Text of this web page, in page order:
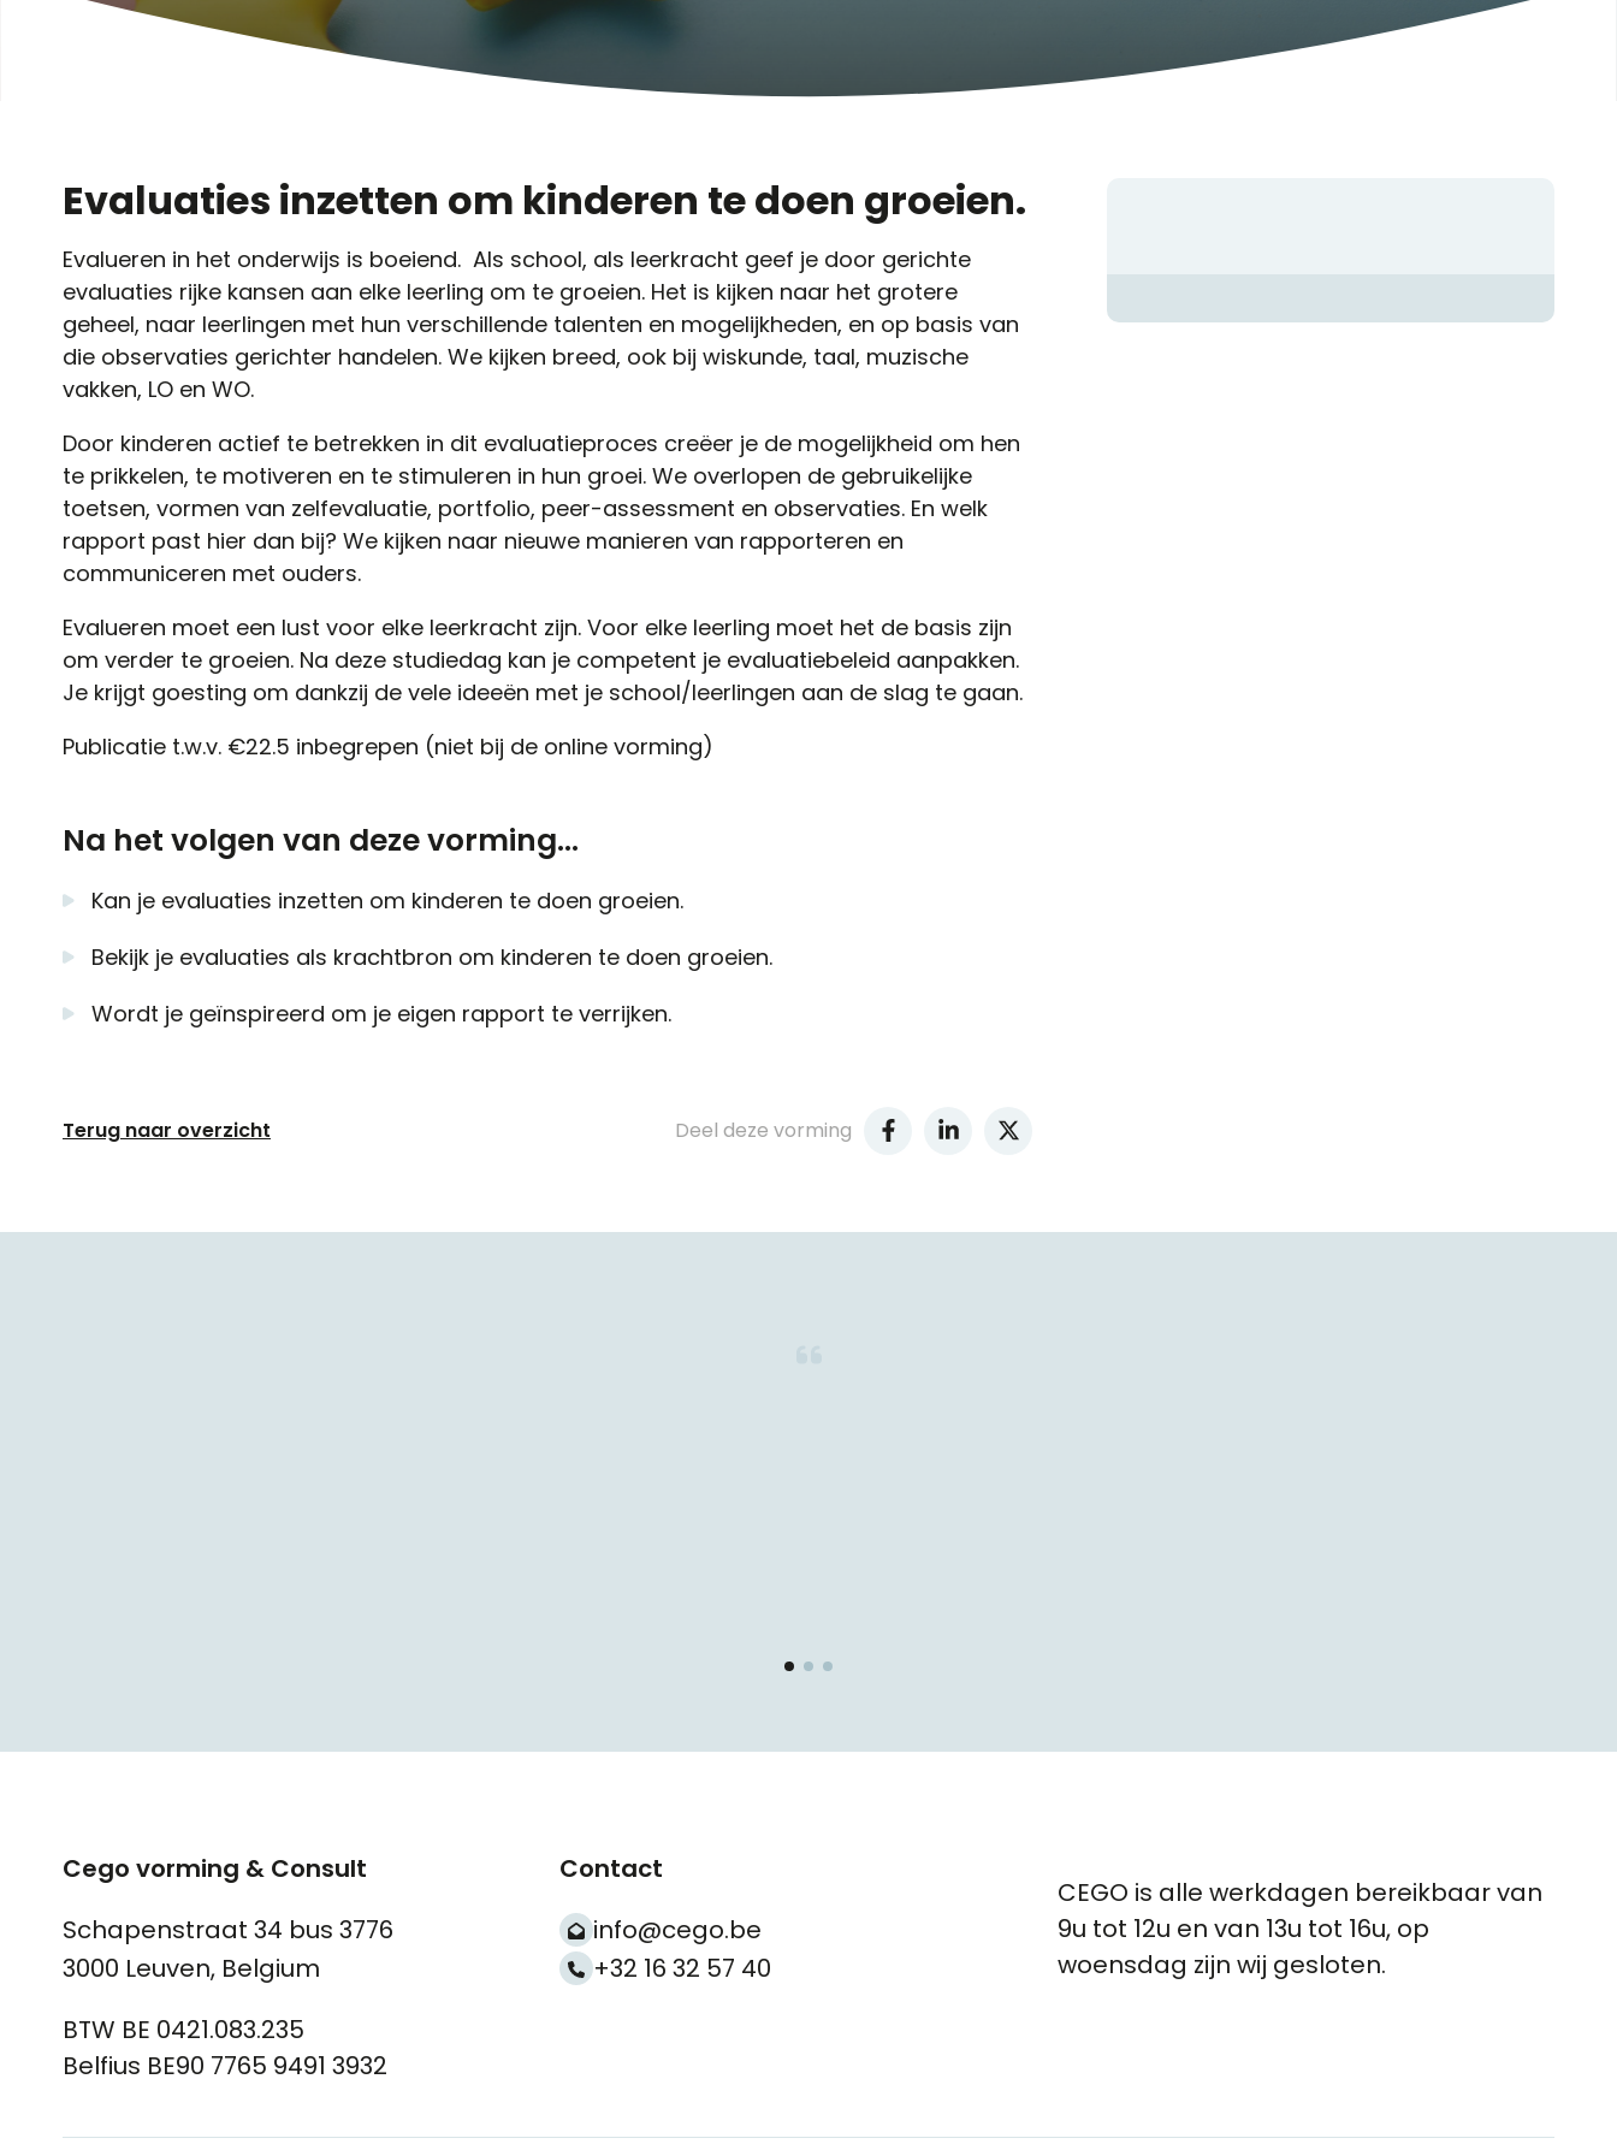
Evaluaties inzetten om kinderen te doen groeien.
Evalueren in het onderwijs is boeiend. Als school, als leerkracht geef je door gerichte
evaluaties rijke kansen aan elke leerling om te groeien. Het is kijken naar het grotere
geheel, naar leerlingen met hun verschillende talenten en mogelijkheden, en op basis van
die observaties gerichter handelen. We kijken breed, ook bij wiskunde, taal, muzische
vakken, LO en WO.
Door kinderen actief te betrekken in dit evaluatieproces creëer je de mogelijkheid om hen
te prikkelen, te motiveren en te stimuleren in hun groei. We overlopen de gebruikelijke
toetsen, vormen van zelfevaluatie, portfolio, peer-assessment en observaties. En welk
rapport past hier dan bij? We kijken naar nieuwe manieren van rapporteren en
communiceren met ouders.
Evalueren moet een lust voor elke leerkracht zijn. Voor elke leerling moet het de basis zijn
om verder te groeien. Na deze studiedag kan je competent je evaluatiebeleid aanpakken.
Je krijgt goesting om dankzij de vele ideeën met je school/leerlingen aan de slag te gaan.
Publicatie t.w.v. €22.5 inbegrepen (niet bij de online vorming)
Na het volgen van deze vorming...
Kan je evaluaties inzetten om kinderen te doen groeien.
Bekijk je evaluaties als krachtbron om kinderen te doen groeien.
Wordt je geïnspireerd om je eigen rapport te verrijken.
Terug naar overzicht Deel deze vorming
Cego vorming & Consult
Schapenstraat 34 bus 3776
3000 Leuven, Belgium
BTW BE 0421.083.235
Belfius BE90 7765 9491 3932
Contact
info@cego.be
+32 16 32 57 40
CEGO is alle werkdagen bereikbaar van
9u tot 12u en van 13u tot 16u, op
woensdag zijn wij gesloten.